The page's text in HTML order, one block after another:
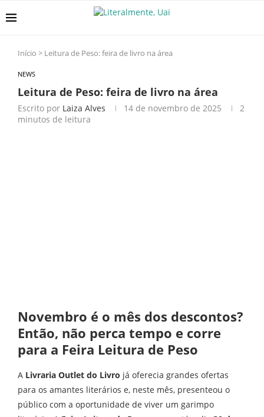
Início > Leitura de Peso: feira de livro na área
NEWS
Leitura de Peso: feira de livro na área
Escrito por Laiza Alves 14 de novembro de 2025
2
minutos de leitura
Novembro é o mês dos descontos?
Então, não perca tempo e corre
para a Feira Leitura de Peso
A Livraria Outlet do Livro já oferecia grandes ofertas
para os amantes literários e, neste mês, presenteou o
público com a oportunidade de viver um garimpo